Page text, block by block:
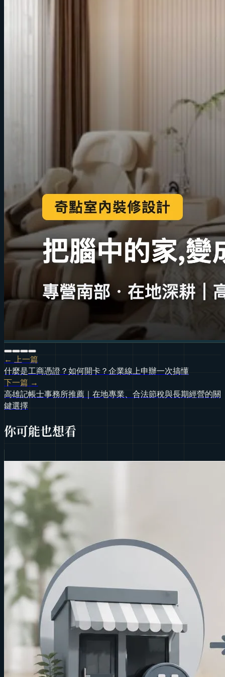
← 上一篇
什麼是工商憑證？如何開卡？企業線上申辦一次搞懂
下一篇 →
高雄記帳士事務所推薦｜在地專業、合法節稅與長期經營的關
鍵選擇
你可能也想看